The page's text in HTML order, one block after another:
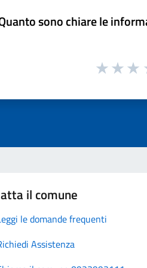
sono chiare le
il comune
le domande frequenti
Assistenza